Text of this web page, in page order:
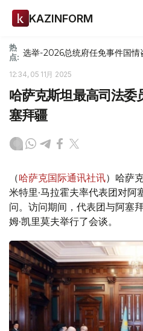
KAZINFORM
热
点: 选举-2026总统府任免事件国情
12:34, 05 11月 2025
哈萨克斯坦最高司法委
塞拜疆
（哈萨克国际通讯社讯）哈萨
米特里·马拉霍夫率代表团对
问。访问期间，代表团与阿塞
姆·凯里莫夫举行了会谈。